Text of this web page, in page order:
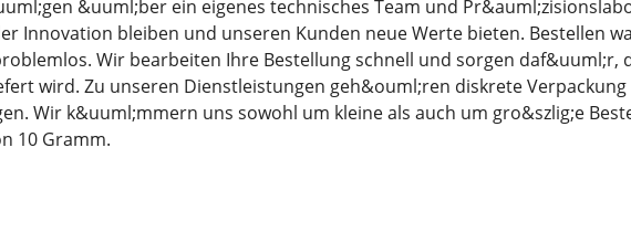
&uuml;ber ein eigenes technisches Team und
Innovation bleiben und unseren Kunden neue Werte bieten. Bestellen
Wir bearbeiten Ihre Bestellung schnell und sorgen daf&uuml;r,
wird. Zu unseren Dienstleistungen geh&ouml;ren diskrete
Wir k&uuml;mmern uns sowohl um kleine als auch um gro&szlig;e
10 Gramm.